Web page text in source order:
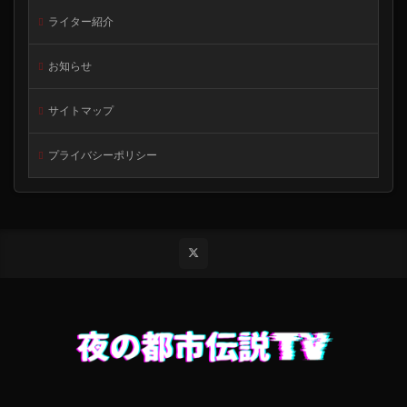
ライター紹介
お知らせ
サイトマップ
プライバシーポリシー